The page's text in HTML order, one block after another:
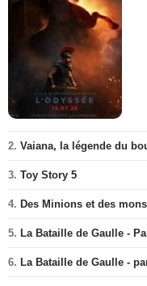
2. Vaiana, la légende du
3. Toy Story 5
4. Des Minions et des
5. La Bataille de Gaulle -
6. La Bataille de Gaulle -